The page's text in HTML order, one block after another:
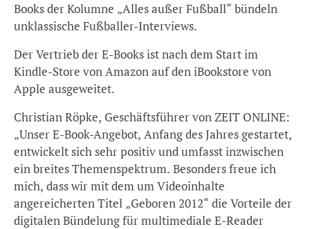
Books der Kolumne „Alles außer Fußball“ bündeln
unklassische Fußballer-Interviews.
Der Vertrieb der E-Books ist nach dem Start im
Kindle-Store von Amazon auf den iBookstore von
Apple ausgeweitet.
Christian Röpke, Geschäftsführer von ZEIT ONLINE:
„Unser E-Book-Angebot, Anfang des Jahres gestartet,
entwickelt sich sehr positiv und umfasst inzwischen
ein breites Themenspektrum. Besonders freue ich
mich, dass wir mit dem um Videoinhalte
angereicherten Titel „Geboren 2012“ die Vorteile der
digitalen Bündelung für multimediale E-Reader